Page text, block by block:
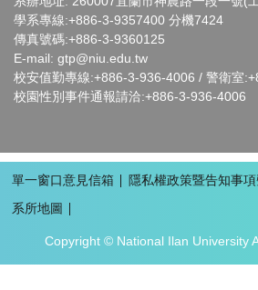
學系專線:+886-3-9357400 分機7424
傳真號碼:+886-3-9360125
E-mail: gtp@niu.edu.tw
校安值勤專線:+886-3-936-4006 / 警衛室
校園性別事件通報請洽:+886-3-936-4006
單一窗口意見信箱 隱私權政策暨告知事項
系所地圖
Copyright © National Ilan University